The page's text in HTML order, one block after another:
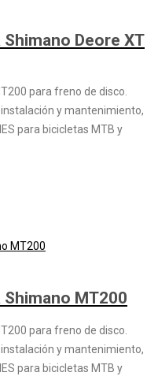
Deore XT
para freno de disco.
y mantenimiento,
para bicicletas MTB y
MT200
para freno de disco.
y mantenimiento,
para bicicletas MTB y